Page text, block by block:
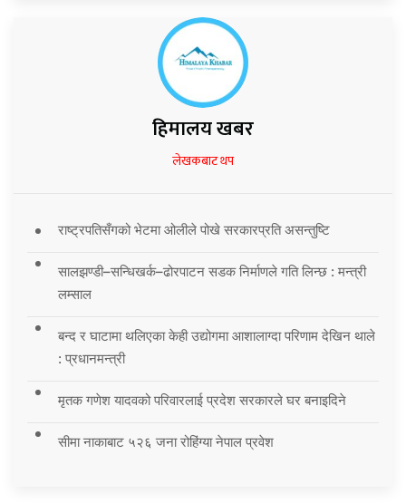
हिमालय खबर
लेखकबाट थप
राष्ट्रपतिसँगको भेटमा ओलीले पोखे सरकारप्रति असन्तुष्टि
सालझण्डी–सन्धिखर्क–ढोरपाटन सडक निर्माणले गति लिन्छ : मन्त्री
लम्साल
बन्द र घाटामा थलिएका केही उद्योगमा आशालाग्दा परिणाम देखिन थाले
: प्रधानमन्त्री
मृतक गणेश यादवको परिवारलाई प्रदेश सरकारले घर बनाइदिने
सीमा नाकाबाट ५२६ जना रोहिंग्या नेपाल प्रवेश